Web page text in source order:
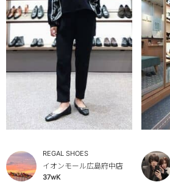
REGAL SHOES
イオンモール広島府中店
37wK